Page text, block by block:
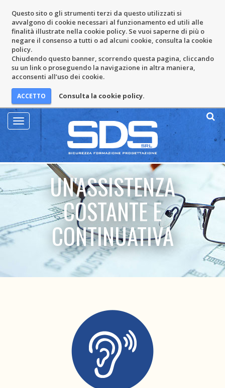
Questo sito o gli strumenti terzi da questo utilizzati si
avvalgono di cookie necessari al funzionamento ed utili alle
finalità illustrate nella cookie policy. Se vuoi saperne di più o
negare il consenso a tutti o ad alcuni cookie, consulta la cookie
policy.
Chiudendo questo banner, scorrendo questa pagina, cliccando
su un link o proseguendo la navigazione in altra maniera,
acconsenti all’uso dei cookie.
Consulta la cookie policy.
Mostra
Menu
UN'ASSISTENZA
COSTANTE E
CONTINUATIVA